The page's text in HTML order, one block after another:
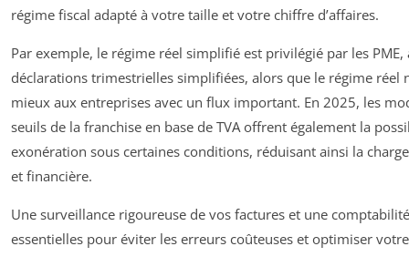
régime fiscal adapté à votre taille et votre chiffre d’affaires.
Par exemple, le régime réel simplifié est privilégié par les PME,
déclarations trimestrielles simplifiées, alors que le régime réel
mieux aux entreprises avec un flux important. En 2025, les
seuils de la franchise en base de TVA offrent également la
exonération sous certaines conditions, réduisant ainsi la
et financière.
Une surveillance rigoureuse de vos factures et une
essentielles pour éviter les erreurs coûteuses et optimiser